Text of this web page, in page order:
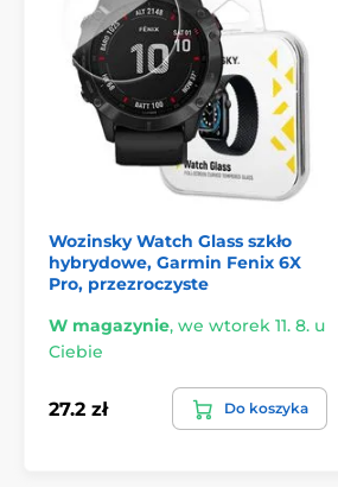
Instalacja różni się nieco od
warstwa kleju wymaga starannego
ewentualnego ponownego
W przypadku nieprawidłowego
można łatwo odkleić i poprawić.
karty płatniczej do wygładzenia
powietrza.
Wozinsky Watch Glass szkło
hybrydowe, Garmin Fenix 6X
Pro, przezroczyste
W magazynie, we wtorek 11. 8. u
Ciebie
27.2 zł Do koszyka